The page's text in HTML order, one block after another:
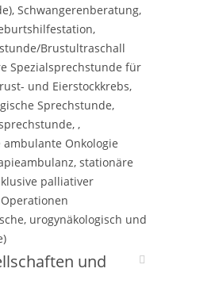
Schwangerenberatung,
Brustultraschall
Spezialsprechstunde für
und Eierstockkrebs,
Sprechstunde,
,
ambulante Onkologie
stationäre
palliativer
urogynäkologisch und
und